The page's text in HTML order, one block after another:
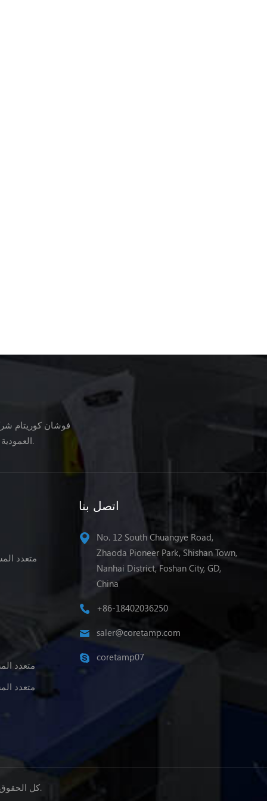
فوشان كوريتام
العمودية ، آلات تعبئة خط تجهيز الأغذية ، آلات تغليف الخضروات ، آلات التعبئة والتغليف ، إلخ.
متعدد
متعدد
متعدد
اتصل بنا
No. 12 South Chuangye Road,
Zhaoda Pioneer Park, Shishan Town,
Nanhai District, Foshan City, GD,
China
+86-18402036250
saler@coretamp.com
coretamp07
© حقوق النشر: 2026 Foshan Coretamp Packaging Machinery Co., Ltd. كل الحقوق محفوظة.